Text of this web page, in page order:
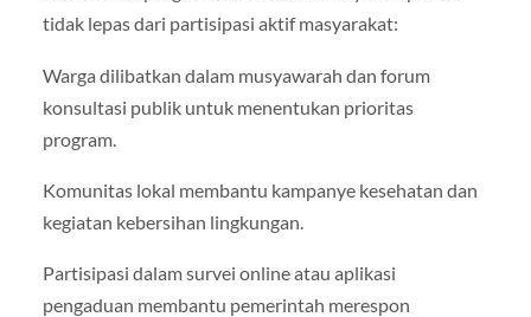
tidak lepas dari partisipasi aktif masyarakat:
Warga dilibatkan dalam musyawarah dan forum
konsultasi publik untuk menentukan prioritas
program.
Komunitas lokal membantu kampanye kesehatan dan
kegiatan kebersihan lingkungan.
Partisipasi dalam survei online atau aplikasi
pengaduan membantu pemerintah merespon